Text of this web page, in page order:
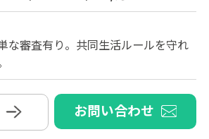
な審査有り。共同生活ルールを守れ
お問い合わせ